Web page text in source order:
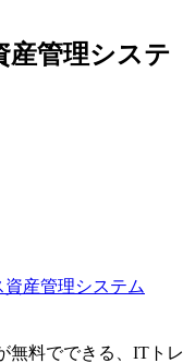
産管理システ
資産管理システム
無料でできる、ITトレ